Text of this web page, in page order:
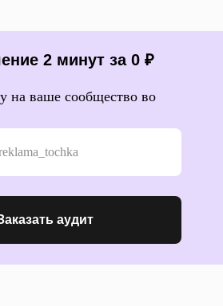
2 минут за 0 ₽
на ваше сообщество во
аудит